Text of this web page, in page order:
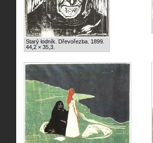
Starý lodník. Dřevořezba. 1899.
44,2 × 35,3.